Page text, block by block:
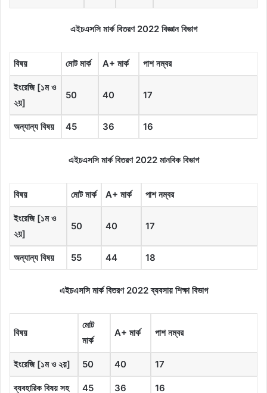
এইচএসসি মার্ক বিতরণ 2022 বিজ্ঞান বিভাগ
বিষয় মোট মার্ক A+ মার্ক পাশ নম্বর
ইংরেজি[১ম ও
২য়]
50 40 17
অন্যান্য বিষয় 45 36 16
এইচএসসি মার্ক বিতরণ 2022 মানবিক বিভাগ
বিষয় মোট মার্ক A+ মার্ক পাশ নম্বর
ইংরেজি[১ম ও
২য়]
50 40 17
অন্যান্য বিষয় 55 44 18
এইচএসসি মার্ক বিতরণ 2022 ব্যবসায় শিক্ষা বিভাগ
বিষয়
মোট
মার্ক
A+ মার্ক পাশ নম্বর
ইংরেজি[১ম ও২য়] 50 40 17
ব্যবহারিক বিষয় সহ 45 36 16